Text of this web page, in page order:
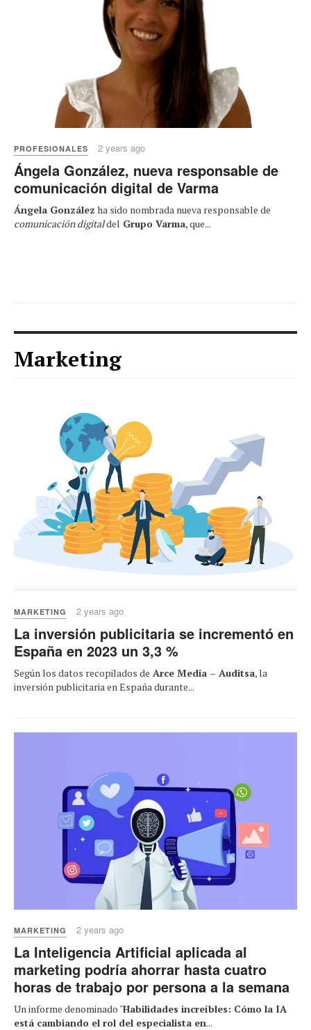
PROFESIONALES 2 years ago
Ángela González, nueva responsable de
comunicación digital de Varma
Ángela González ha sido nombrada nueva responsable de
comunicación digitaldel Grupo Varma, que...
Marketing
MARKETING 2 years ago
La inversión publicitaria se incrementó en
España en 2023 un 3,3 %
Según los datos recopilados de Arce Media – Auditsa, la
inversión publicitaria en España durante...
MARKETING 2 years ago
La Inteligencia Artificial aplicada al
marketing podría ahorrar hasta cuatro
horas de trabajo por persona a la semana
Un informe denominado "Habilidades increíbles: Cómo la IA
está cambiando el rol del especialista en...